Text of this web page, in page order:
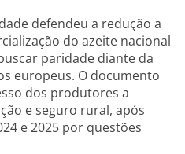
defendeu a redução a
do azeite nacional
paridade diante da
europeus. O documento
dos produtores a
e seguro rural, após
e 2025 por questões